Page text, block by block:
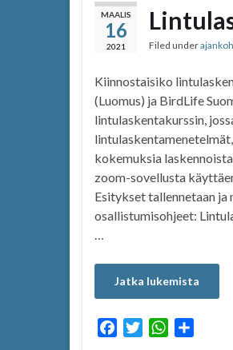
b
o
o
A
p
MAALIS
16
2021 Filed under
Kiinnostaisiko
(Luomus) ja BirdLife
lintulaskentakurssin,
kokemuksia
zoom-sovellusta
Esitykset tallennetaan ja
osallistumisohjeet:
…
Jatka lukemista
W